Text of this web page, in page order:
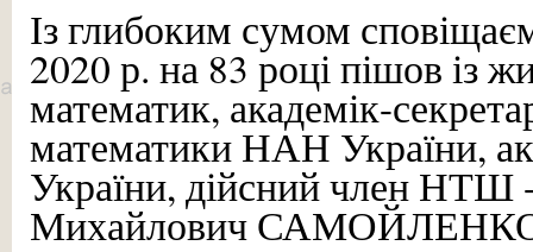
Із глибоким сумом
2020 р. на 83 році пішов із
математик, академік-
математики НАН України,
України, дійсний член НТШ
Михайлович